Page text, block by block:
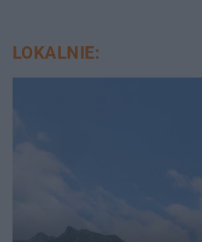
LOKALNIE: